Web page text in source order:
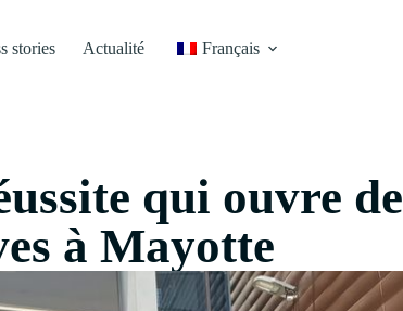
stories Actualité Français
qui ouvre de
à Mayotte